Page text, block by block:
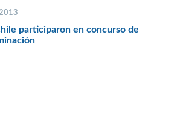
participaron en concurso de